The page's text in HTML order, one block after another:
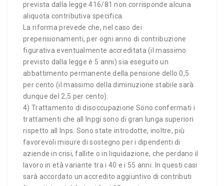
prevista dalla legge 416/81 non corrisponde alcuna
aliquota contributiva specifica.
La riforma prevede che, nel caso dei
prepensionamenti, per ogni anno di contribuzione
figurativa eventualmente accreditata (il massimo
previsto dalla legge è 5 anni) sia eseguito un
abbattimento permanente della pensione dello 0,5
per cento (il massimo della diminuzione stabile sarà
dunque del 2,5 per cento).
4) Trattamento di disoccupazione Sono confermati i
trattamenti che all Inpgi sono di gran lunga superiori
rispetto all Inps. Sono state introdotte, inoltre, più
favorevoli misure di sostegno per i dipendenti di
aziende in crisi, fallite o in liquidazione, che perdano il
lavoro in età variante tra i 40 e i 55 anni. In questi casi
sarà accordato un accredito aggiuntivo di contributi